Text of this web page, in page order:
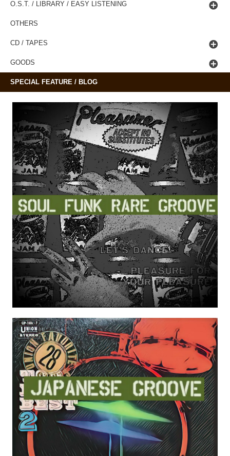
O.S.T. / LIBRARY / EASY LISTENING
OTHERS
CD / TAPES
GOODS
SPECIAL FEATURE / BLOG